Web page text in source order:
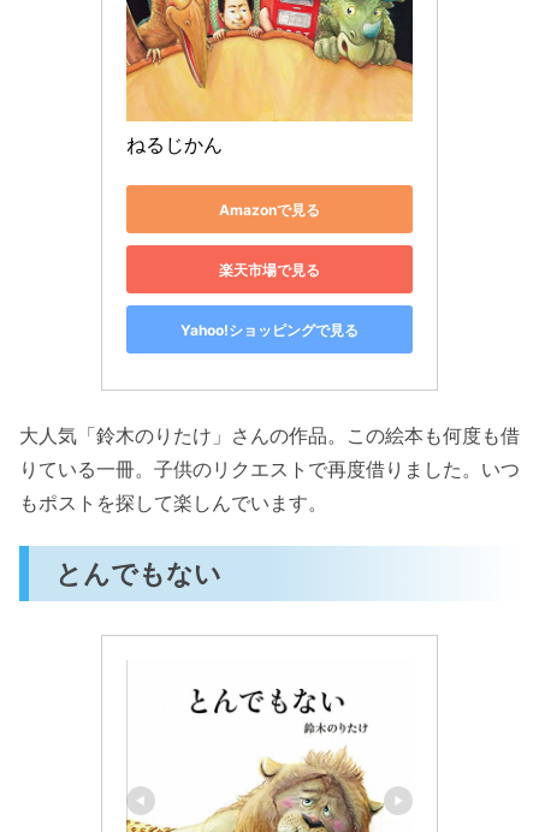
ねるじかん
Amazonで見る
楽天市場で見る
Yahoo!ショッピングで見る
大人気「鈴木のりたけ」さんの作品。この絵本も何度も借
りている一冊。子供のリクエストで再度借りました。いつ
もポストを探して楽しんでいます。
とんでもない